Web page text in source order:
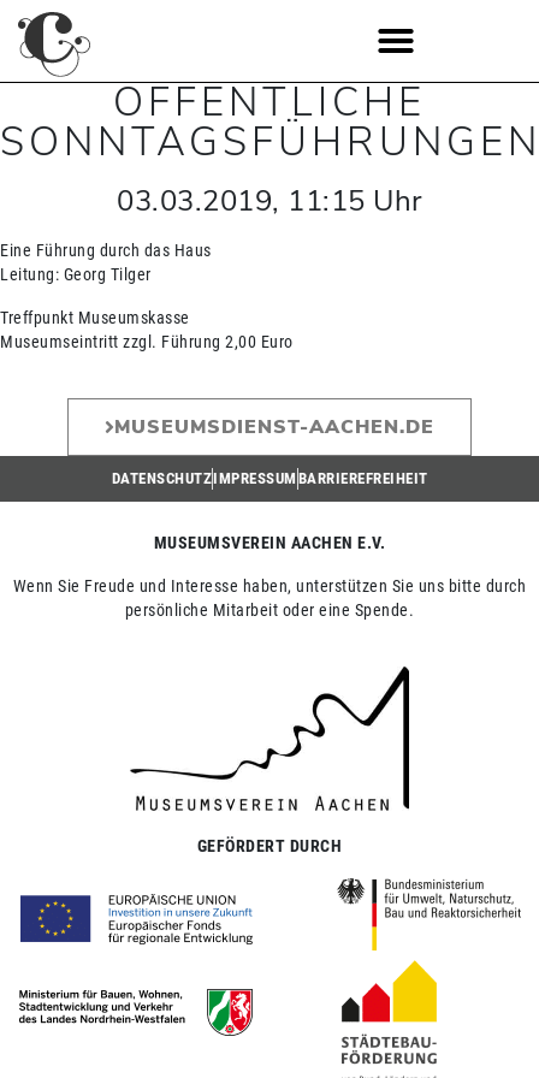
ÖFFENTLICHE
03.03.2019, 11:15 Uhr
Eine Führung durch das Haus
Leitung: Georg Tilger
Treffpunkt Museumskasse
Museumseintritt zzgl. Führung 2,00 Euro
MUSEUMSDIENST-AACHEN.DE
DATENSCHUTZIMPRESSUM BARRIEREFREIHEIT
MUSEUMSVEREIN AACHEN E.V.
Wenn Sie Freude und Interesse haben, unterstützen Sie uns bitte durch
persönliche Mitarbeit oder eine Spende.
GEFÖRDERT DURCH